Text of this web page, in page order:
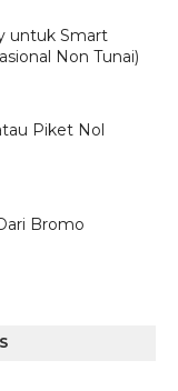
untuk Smart
Non Tunai)
Piket Nol
Bromo